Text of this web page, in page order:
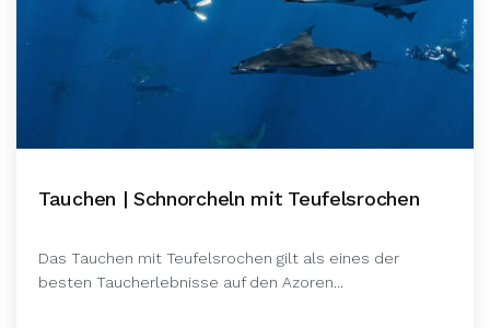
Tauchen | Schnorcheln mit Teufelsrochen
Das Tauchen mit Teufelsrochen gilt als eines der
besten Taucherlebnisse auf den Azoren...